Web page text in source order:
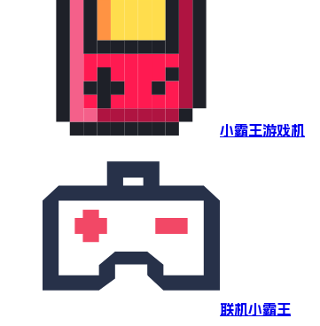
小霸王游戏机
联机小霸王